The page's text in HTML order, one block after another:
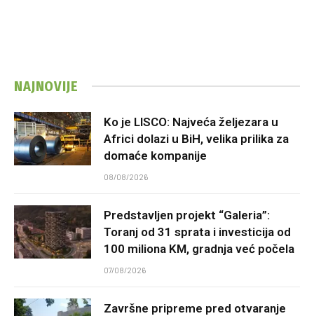
NAJNOVIJE
Ko je LISCO: Najveća željezara u
Africi dolazi u BiH, velika prilika za
domaće kompanije
08/08/2026
Predstavljen projekt “Galeria”:
Toranj od 31 sprata i investicija od
100 miliona KM, gradnja već počela
07/08/2026
Završne pripreme pred otvaranje